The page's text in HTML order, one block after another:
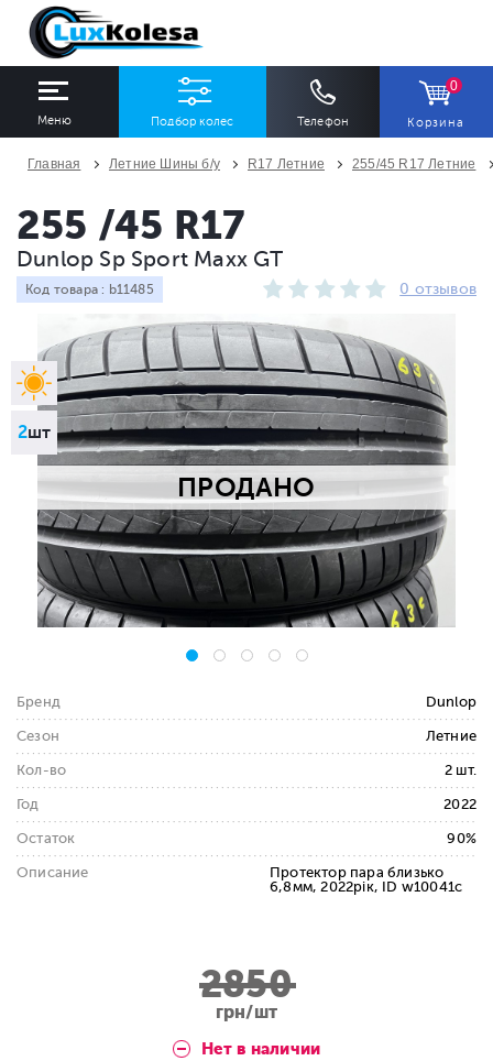
Меню Подбор колес Телефон
0
Корзина
Ширина
Все
Профиль
Все
Сезон
Все
Количество
Все
ПОДОБРАТЬ
Главная Летние Шины б/у R17 Летние 255/45 R17 Летние
ПРОДАНО
2шт
255 /45 R17
Dunlop Sp Sport Maxx GT
Код товара : b11485 0 отзывов
Бренд Dunlop
Сезон Летние
Кол-во 2 шт.
Год 2022
Остаток 90%
Описание
Протектор пара близько
6,8мм, 2022рік, ID w10041c
2850
грн/шт
Нет в наличии